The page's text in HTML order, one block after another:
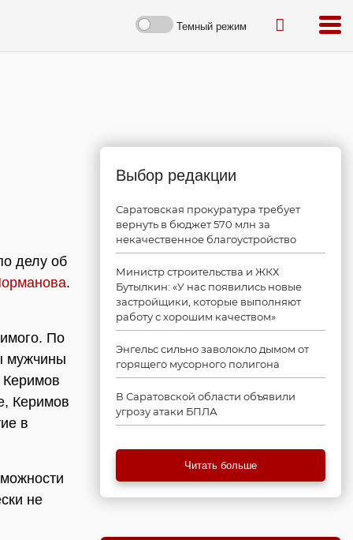
Темный режим
делу об
.
По
мужчины
Керимов
Керимов
в
не
Выбор редакции
Саратовская прокуратура требует
вернуть в бюджет 570 млн за
некачественное благоустройство
Министр строительства и ЖКХ
Бутылкин: «У нас появились новые
застройщики, которые выполняют
работу с хорошим качеством»
Энгельс сильно заволокло дымом от
горящего мусорного полигона
В Саратовской области объявили
угрозу атаки БПЛА
Читать больше